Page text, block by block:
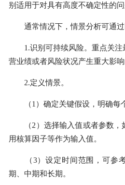
别适用于对具有高度不确定性的问
通常情况下，情景分析可通过
1.识别可持续风险。重点关注
营业绩或者风险状况产生重大影响
2.定义情景。
（1）确定关键假设，明确每个
（2）选择输入值或者参数，
用核算因子等作为输入值。
（3）设定时间范围，可参考
期、中期和长期。